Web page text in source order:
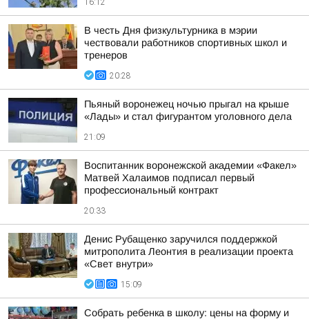
16:12
В честь Дня физкультурника в мэрии
чествовали работников спортивных школ и
тренеров
20:28
Пьяный воронежец ночью прыгал на крыше
«Лады» и стал фигурантом уголовного дела
21:09
Воспитанник воронежской академии «Факел»
Матвей Халаимов подписал первый
профессиональный контракт
20:33
Денис Рубащенко заручился поддержкой
митрополита Леонтия в реализации проекта
«Свет внутри»
15:09
Собрать ребенка в школу: цены на форму и